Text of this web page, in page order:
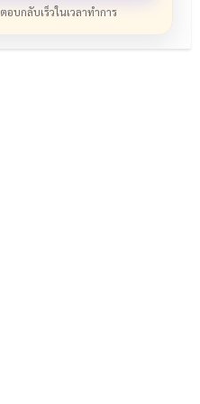
ตอบกลับเร็วในเวลาทำการ